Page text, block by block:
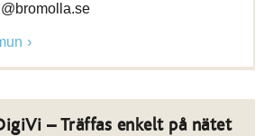
– Träffas enkelt på nätet